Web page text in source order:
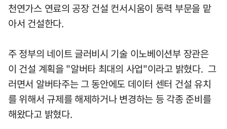
천연가스 연료의 공장 건설 컨서시움이 동력 부문을 맡
아서 건설한다.
주 정부의 네이트 글러비시 기술 이노베이션부 장관은
이 건설 계획을 "알버타 최대의 사업"이라고 밝혔다. 그
러면서 알버타주는 그 동안에도 데이터 센터 건설 유치
를 위해서 규제를 해제하거나 변경하는 등 각종 준비를
해왔다고 밝혔다.